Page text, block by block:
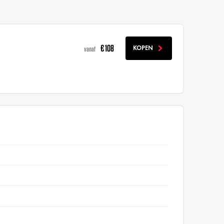
vanaf € 108 KOPEN